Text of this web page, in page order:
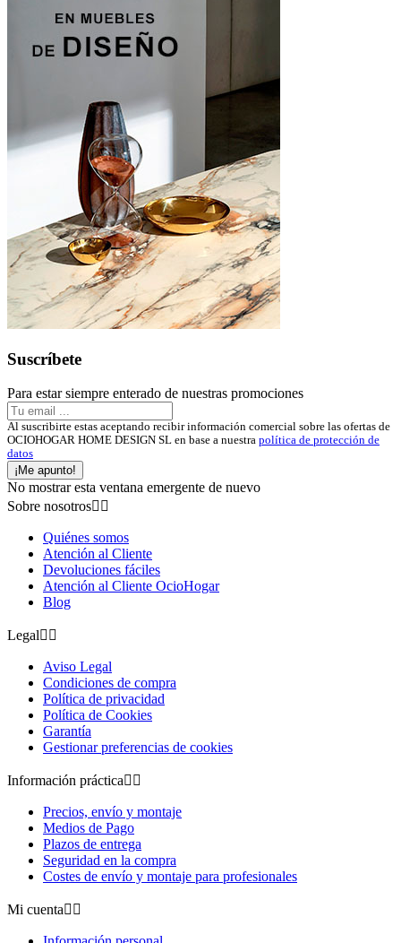
Suscríbete
Para estar siempre enterado de nuestras promociones
Al suscribirte estas aceptando recibir información comercial sobre las ofertas de
OCIOHOGAR HOME DESIGN SL en base a nuestra política de protección de
datos
¡Me apunto!
No mostrar esta ventana emergente de nuevo
Sobre nosotros 
Quiénes somos
Atención al Cliente
Devoluciones fáciles
Atención al Cliente OcioHogar
Blog
Legal 
Aviso Legal
Condiciones de compra
Política de privacidad
Política de Cookies
Garantía
Gestionar preferencias de cookies
Información práctica 
Precios, envío y montaje
Medios de Pago
Plazos de entrega
Seguridad en la compra
Costes de envío y montaje para profesionales
Mi cuenta 